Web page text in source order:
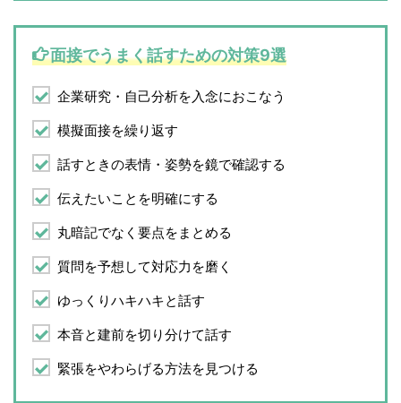
面接でうまく話すための対策9選
企業研究・自己分析を入念におこなう
模擬面接を繰り返す
話すときの表情・姿勢を鏡で確認する
伝えたいことを明確にする
丸暗記でなく要点をまとめる
質問を予想して対応力を磨く
ゆっくりハキハキと話す
本音と建前を切り分けて話す
緊張をやわらげる方法を見つける